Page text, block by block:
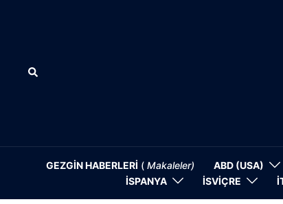
Search
GEZGİN HABERLERİ (Makaleler) ABD (USA)
İSPANYA
İSVİÇRE